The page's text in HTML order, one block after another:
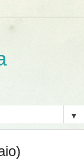
▼